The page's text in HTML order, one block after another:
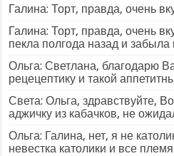
Галина: Торт, правда, очень
Галина: Торт, правда, очень
пекла полгода назад и забыла
Ольга: Светлана, благодарю
рецецептику и такой
Света: Ольга, здравствуйте,
аджичку из кабачков, не
Ольга: Галина, нет, я не
невестка католики и все